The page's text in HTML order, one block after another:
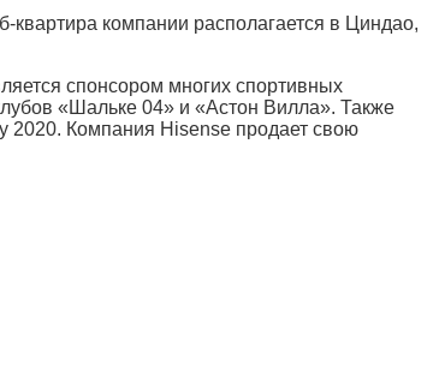
квартира компании располагается в Циндао,
спонсором многих спортивных
«Шальке 04» и «Астон Вилла». Также
2020. Компания Hisense продает свою